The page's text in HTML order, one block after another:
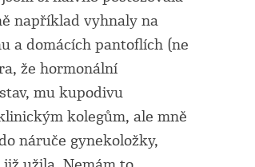
například vyhnaly na
a domácích pantoflích (ne
že hormonální
mu kupodivu
kolegům, ale mně
náruče gynekoložky,